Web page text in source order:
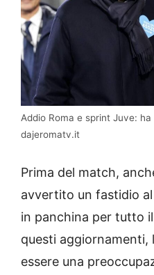
Addio Roma e sprint Juve:
dajeromatv.it
Prima del match,
avvertito un fastidio
in panchina per tutto
questi aggiornamenti,
essere una